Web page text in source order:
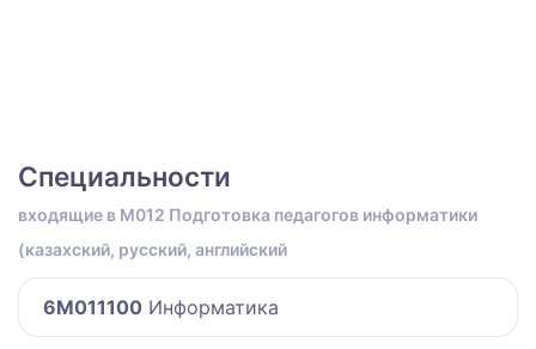
Специальности
входящие в M012 Подготовка педагогов информатики
(казахский, русский, английский
6M011100 Информатика